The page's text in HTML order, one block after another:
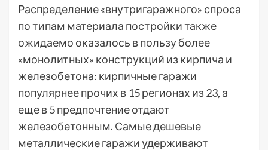
Распределение «внутригаражного» спроса
по типам материала постройки также
ожидаемо оказалось в пользу более
«монолитных» конструкций из кирпича и
железобетона: кирпичные гаражи
популярнее прочих в 15 регионах из 23, а
еще в 5 предпочтение отдают
железобетонным. Самые дешевые
металлические гаражи удерживают